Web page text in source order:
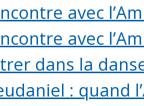
avec
avec
dans la
: quand